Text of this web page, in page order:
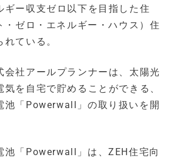
ギー収支ゼロ以下を目指した住
・ゼロ・エネルギー・ハウス）住
ている。
会社アールプランナーは、太陽光
を自宅で貯めることができる、
池「Powerwall」の取り扱いを開
池「Powerwall」は、ZEH住宅向